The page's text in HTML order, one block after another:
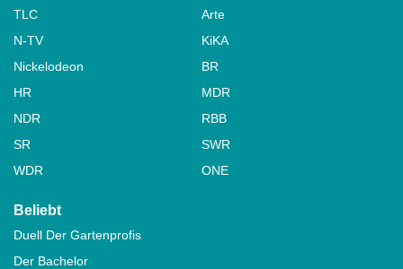
TLC
Arte
N-TV
KiKA
Nickelodeon
BR
HR
MDR
NDR
RBB
SR
SWR
WDR
ONE
Beliebt
Duell Der Gartenprofis
Der Bachelor